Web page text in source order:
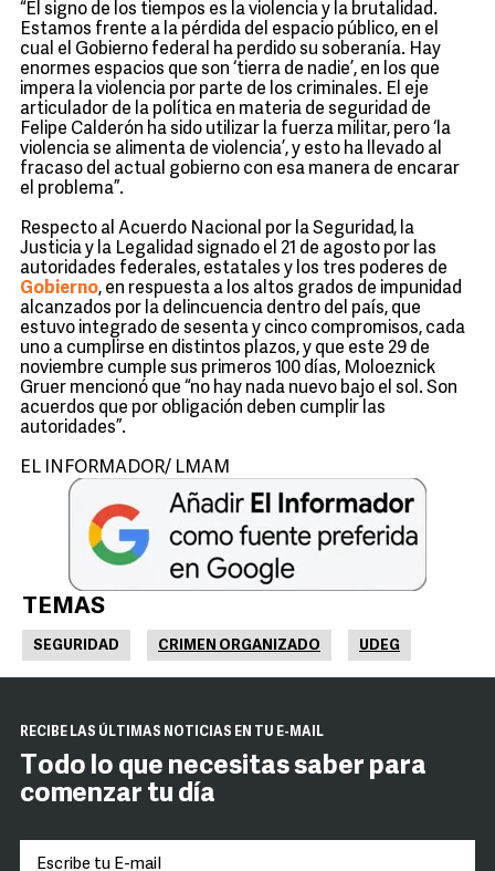
“El signo de los tiempos es la violencia y la brutalidad.
Estamos frente a la pérdida del espacio público, en el
cual el Gobierno federal ha perdido su soberanía. Hay
enormes espacios que son ‘tierra de nadie’, en los que
impera la violencia por parte de los criminales. El eje
articulador de la política en materia de seguridad de
Felipe Calderón ha sido utilizar la fuerza militar, pero ‘la
violencia se alimenta de violencia’, y esto ha llevado al
fracaso del actual gobierno con esa manera de encarar
el problema”.
Respecto al Acuerdo Nacional por la Seguridad, la
Justicia y la Legalidad signado el 21 de agosto por las
autoridades federales, estatales y los tres poderes de
Gobierno, en respuesta a los altos grados de impunidad
alcanzados por la delincuencia dentro del país, que
estuvo integrado de sesenta y cinco compromisos, cada
uno a cumplirse en distintos plazos, y que este 29 de
noviembre cumple sus primeros 100 días, Moloeznick
Gruer mencionó que “no hay nada nuevo bajo el sol. Son
acuerdos que por obligación deben cumplir las
autoridades”.
EL INFORMADOR/ LMAM
TEMAS
SEGURIDAD CRIMEN ORGANIZADO UDEG
RECIBE LAS ÚLTIMAS NOTICIAS EN TU E-MAIL
Todo lo que necesitas saber para
comenzar tu día